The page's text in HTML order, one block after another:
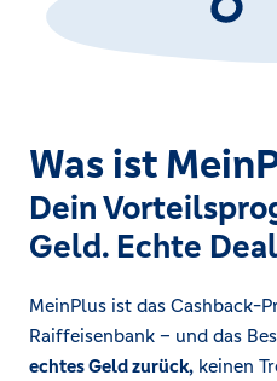
Was ist
Dein
Geld. Echte
MeinPlus ist das Cashback-
Raiffeisenbank – und das
echtes Geld zurück, keinen